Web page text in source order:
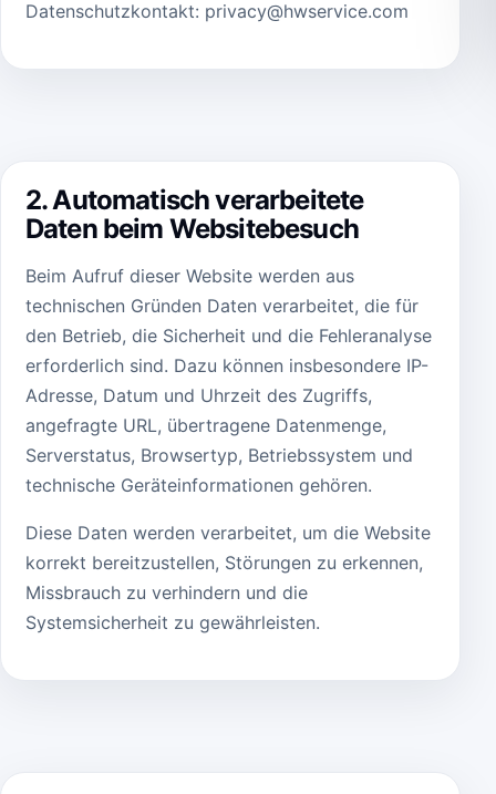
Datenschutzkontakt: privacy@hwservice.com
2. Automatisch verarbeitete
Daten beim Websitebesuch
Beim Aufruf dieser Website werden aus
technischen Gründen Daten verarbeitet, die für
den Betrieb, die Sicherheit und die Fehleranalyse
erforderlich sind. Dazu können insbesondere IP-
Adresse, Datum und Uhrzeit des Zugriffs,
angefragte URL, übertragene Datenmenge,
Serverstatus, Browsertyp, Betriebssystem und
technische Geräteinformationen gehören.
Diese Daten werden verarbeitet, um die Website
korrekt bereitzustellen, Störungen zu erkennen,
Missbrauch zu verhindern und die
Systemsicherheit zu gewährleisten.